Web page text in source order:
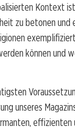
Kontext
zu betonen
können und
unseres
effizienten